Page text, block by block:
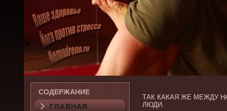
СОДЕРЖАНИЕ
ГЛАВНАЯ
ТАК КАКАЯ ЖЕ МЕЖДУ
ЛЮДИ.